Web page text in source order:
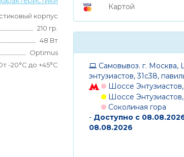
корпус
210 гр.
48 Вт
Optimus
-20°С до +45°С
Картой
Самовывоз. г. Москва,
энтузиастов, 31с38,
Шоссе Энтузиастов,
Шоссе Энтузиастов,
Соколиная гора
- Доступно с
08.08.2026